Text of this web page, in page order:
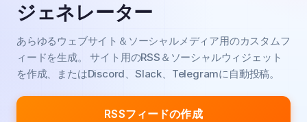
ジェネレーター
あらゆるウェブサイト＆ソーシャルメディア用のカスタムフ
ィードを生成。
サイト用のRSS＆ソーシャルウィジェット
を作成、またはDiscord、Slack、Telegramに自動投稿。
RSSフィードの作成